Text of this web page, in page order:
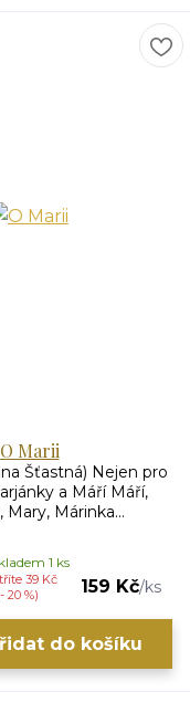
O Marii
Šťastná) Nejen pro
a Máří Máří,
Mary, Márinka...
39 Kč
20 %)
159 Kč/ks
1 ks
do košíku